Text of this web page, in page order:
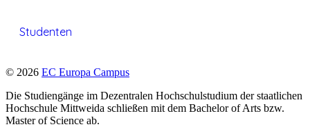
Studenten
© 2026 EC Europa Campus
Die Studiengänge im Dezentralen Hochschulstudium der staatlichen
Hochschule Mittweida schließen mit dem Bachelor of Arts bzw.
Master of Science ab.